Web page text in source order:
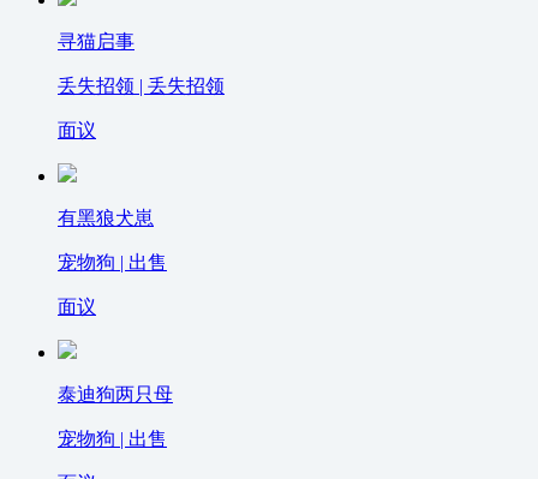
寻猫启事
丢失招领 | 丢失招领
面议
有黑狼犬崽
宠物狗 | 出售
面议
泰迪狗两只母
宠物狗 | 出售